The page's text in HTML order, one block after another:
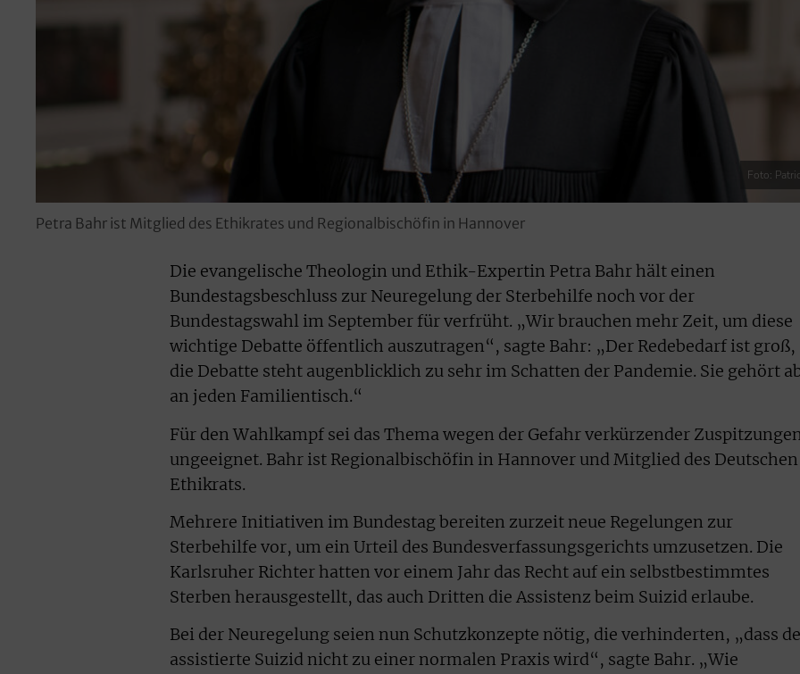
Foto:
Petra Bahr ist Mitglied des Ethikrates und Regionalbischöfin in Hannover
Die evangelische Theologin und Ethik-Expertin Petra Bahr hält einen
Bundestagsbeschluss zur Neuregelung der Sterbehilfe noch vor der
Bundestagswahl im September für verfrüht. „Wir brauchen mehr Zeit, um diese
wichtige Debatte öffentlich auszutragen“, sagte Bahr: „Der Redebedarf ist groß,
die Debatte steht augenblicklich zu sehr im Schatten der Pandemie. Sie gehört
an jeden Familientisch.“
Für den Wahlkampf sei das Thema wegen der Gefahr verkürzender
ungeeignet. Bahr ist Regionalbischöfin in Hannover und Mitglied des Deutschen
Ethikrats.
Mehrere Initiativen im Bundestag bereiten zurzeit neue Regelungen zur
Sterbehilfe vor, um ein Urteil des Bundesverfassungsgerichts umzusetzen. Die
Karlsruher Richter hatten vor einem Jahr das Recht auf ein selbstbestimmtes
Sterben herausgestellt, das auch Dritten die Assistenz beim Suizid erlaube.
Bei der Neuregelung seien nun Schutzkonzepte nötig, die verhinderten, „dass
assistierte Suizid nicht zu einer normalen Praxis wird“, sagte Bahr. „Wie